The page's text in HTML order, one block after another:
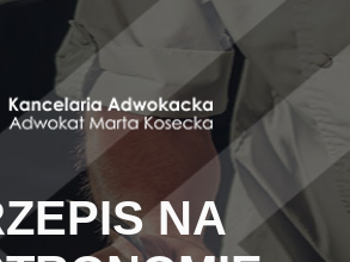
NA